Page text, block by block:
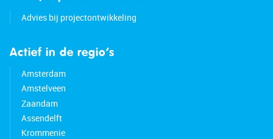
• Major roads easily accessible
your door
• Energy label: A
• Full ownership
Advies bij projectontwikkeling
Actief in de regio’s
Amsterdam
Amstelveen
Zaandam
Assendelft
Krommenie